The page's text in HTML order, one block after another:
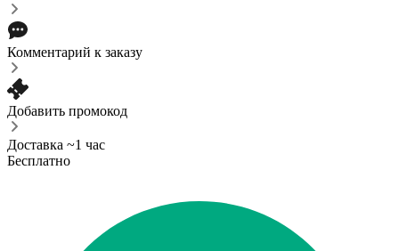
Комментарий к заказу
Добавить промокод
Доставка ~1 час
Бесплатно